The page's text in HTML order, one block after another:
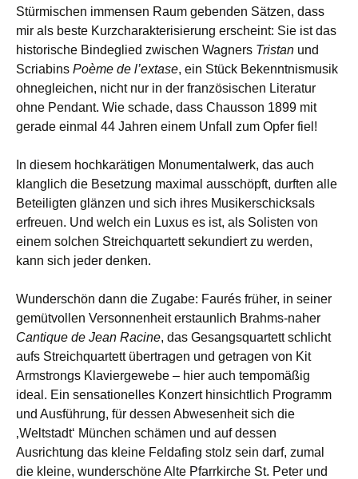
Stürmischen immensen Raum gebenden Sätzen, dass
mir als beste Kurzcharakterisierung erscheint: Sie ist das
historische Bindeglied zwischen Wagners Tristan und
Scriabins Poème de l’extase, ein Stück Bekenntnismusik
ohnegleichen, nicht nur in der französischen Literatur
ohne Pendant. Wie schade, dass Chausson 1899 mit
gerade einmal 44 Jahren einem Unfall zum Opfer fiel!
In diesem hochkarätigen Monumentalwerk, das auch
klanglich die Besetzung maximal ausschöpft, durften alle
Beteiligten glänzen und sich ihres Musikerschicksals
erfreuen. Und welch ein Luxus es ist, als Solisten von
einem solchen Streichquartett sekundiert zu werden,
kann sich jeder denken.
Wunderschön dann die Zugabe: Faurés früher, in seiner
gemütvollen Versonnenheit erstaunlich Brahms-naher
Cantique de Jean Racine, das Gesangsquartett schlicht
aufs Streichquartett übertragen und getragen von Kit
Armstrongs Klaviergewebe – hier auch tempomäßig
ideal. Ein sensationelles Konzert hinsichtlich Programm
und Ausführung, für dessen Abwesenheit sich die
‚Weltstadt‘ München schämen und auf dessen
Ausrichtung das kleine Feldafing stolz sein darf, zumal
die kleine, wunderschöne Alte Pfarrkirche St. Peter und